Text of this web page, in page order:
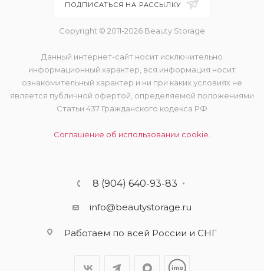
ПОДПИСАТЬСЯ НА РАССЫЛКУ
Copyright © 2011-2026 Beauty Storage
Данный интернет-сайт носит исключительно
информационный характер, вся информация носит
ознакомительный характер и ни при каких условиях не
является публичной офертой, определяемой положениями
Статьи 437 Гражданского кодекса РФ
Соглашение об использовании cookie.
8 (904) 640-93-83
info@beautystorage.ru
Работаем по всей России и СНГ